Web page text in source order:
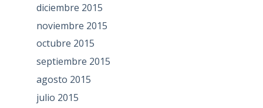
diciembre 2015
noviembre 2015
octubre 2015
septiembre 2015
agosto 2015
julio 2015